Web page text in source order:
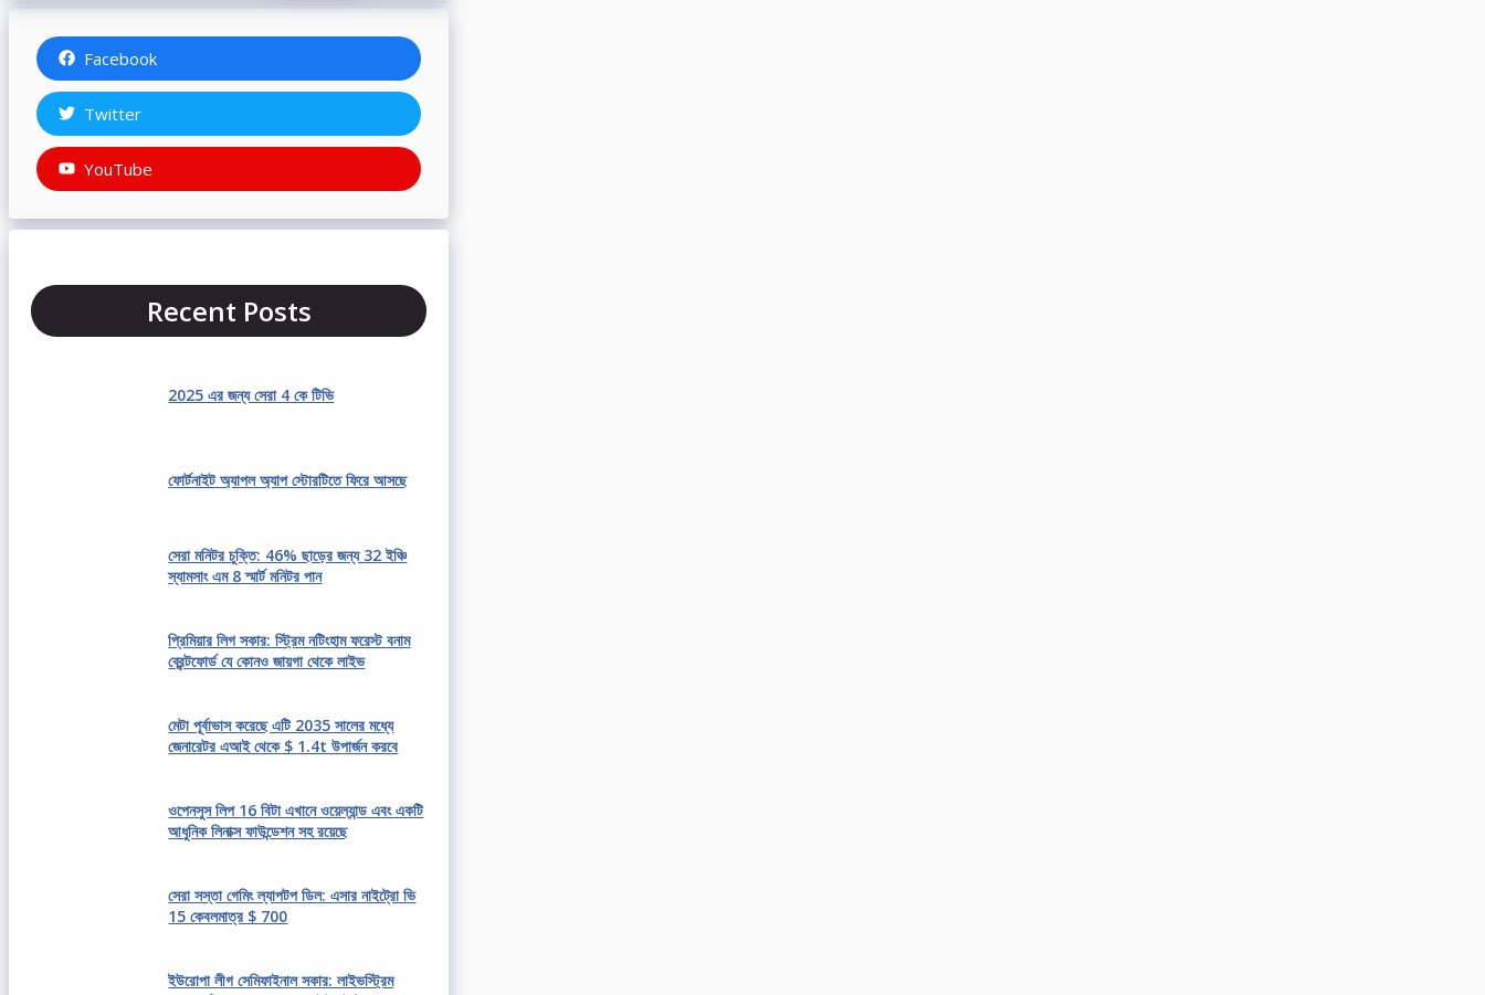
Facebook
Twitter
YouTube
Recent Posts
2025 এর জন্য সেরা 4 কে টিভি
ফোর্টনাইট অ্যাপল অ্যাপ স্টোরটিতে ফিরে আসছে
সেরা মনিটর চুক্তি: 46% ছাড়ের জন্য 32 ইঞ্চি
স্যামসাং এম 8 স্মার্ট মনিটর পান
প্রিমিয়ার লিগ সকার: স্ট্রিম নটিংহাম ফরেস্ট বনাম
ব্রেন্টফোর্ড যে কোনও জায়গা থেকে লাইভ
মেটা পূর্বাভাস করেছে এটি 2035 সালের মধ্যে
জেনারেটর এআই থেকে $ 1.4t উপার্জন করবে
ওপেনসুস লিপ 16 বিটা এখানে ওয়েল্যান্ড এবং একটি
আধুনিক লিনাক্স ফাউন্ডেশন সহ রয়েছে
সেরা সস্তা গেমিং ল্যাপটপ ডিল: এসার নাইট্রো ভি
15 কেবলমাত্র $ 700
ইউরোপা লীগ সেমিফাইনাল সকার: লাইভস্ট্রিম